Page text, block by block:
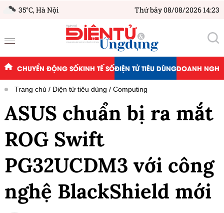
35°C,Hà Nội Thứ bảy 08/08/2026 14:23
CHUYỂN ĐỘNG SỐKINH TẾ SỐĐIỆN TỬ TIÊU DÙNGDOANH
Trang chủ Điện tử tiêu dùng Computing
ASUS chuẩn bị ra mắt
ROG Swift
PG32UCDM3 với công
nghệ BlackShield mới